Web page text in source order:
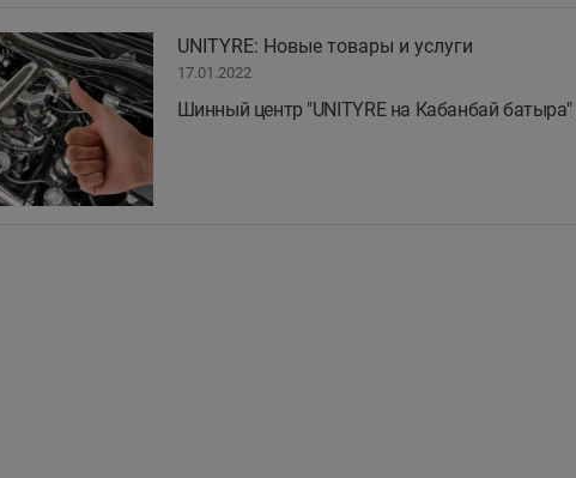
UNITYRE: Новые товары и услуги
17.01.2022
Шинный центр "UNITYRE на Кабанбай